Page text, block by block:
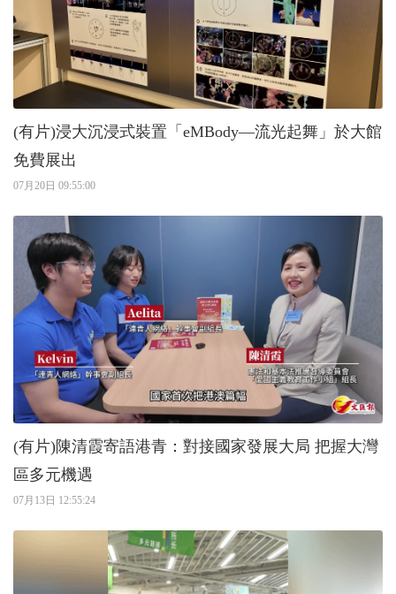
(有片)浸大沉浸式裝置「eMBody—流光起舞」於大館
免費展出
07月20日 09:55:00
(有片)陳清霞寄語港青：對接國家發展大局 把握大灣
區多元機遇
07月13日 12:55:24